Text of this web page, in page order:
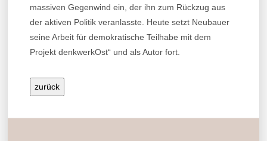
massiven Gegenwind ein, der ihn zum Rückzug aus
der aktiven Politik veranlasste. Heute setzt Neubauer
seine Arbeit für demokratische Teilhabe mit dem
Projekt denkwerkOst“ und als Autor fort.
zurück